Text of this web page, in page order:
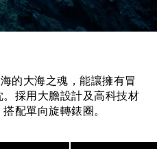
的大海之魂，能讓擁有冒
採用大膽設計及高科技材
配單向旋轉錶圈。